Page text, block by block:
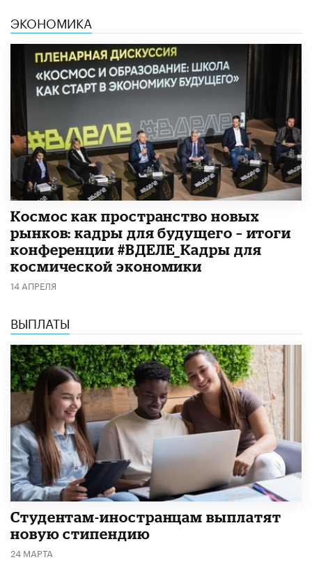
ЭКОНОМИКА
Космос как пространство новых
рынков: кадры для будущего – итоги
конференции #ВДЕЛЕ_Кадры для
космической экономики
14 АПРЕЛЯ
ВЫПЛАТЫ
Студентам-иностранцам выплатят
новую стипендию
24 МАРТА